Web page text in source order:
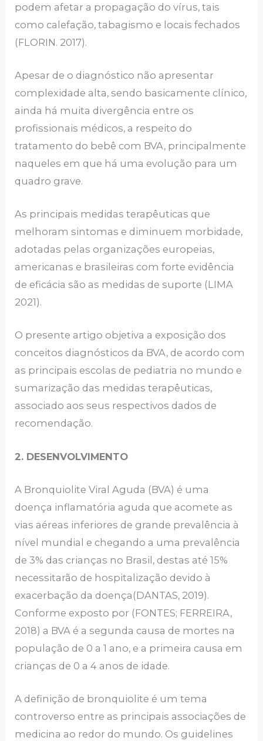
podem afetar a propagação do vírus, tais
como calefação, tabagismo e locais fechados
(FLORIN. 2017).
Apesar de o diagnóstico não apresentar
complexidade alta, sendo basicamente clínico,
ainda há muita divergência entre os
profissionais médicos, a respeito do
tratamento do bebê com BVA, principalmente
naqueles em que há uma evolução para um
quadro grave.
As principais medidas terapêuticas que
melhoram sintomas e diminuem morbidade,
adotadas pelas organizações europeias,
americanas e brasileiras com forte evidência
de eficácia são as medidas de suporte (LIMA
2021).
O presente artigo objetiva a exposição dos
conceitos diagnósticos da BVA, de acordo com
as principais escolas de pediatria no mundo e
sumarização das medidas terapêuticas,
associado aos seus respectivos dados de
recomendação.
2. DESENVOLVIMENTO
A Bronquiolite Viral Aguda (BVA) é uma
doença inflamatória aguda que acomete as
vias aéreas inferiores de grande prevalência à
nível mundial e chegando a uma prevalência
de 3% das crianças no Brasil, destas até 15%
necessitarão de hospitalização devido à
exacerbação da doença(DANTAS, 2019).
Conforme exposto por (FONTES; FERREIRA,
2018) a BVA é a segunda causa de mortes na
população de 0 a 1 ano, e a primeira causa em
crianças de 0 a 4 anos de idade.
A definição de bronquiolite é um tema
controverso entre as principais associações de
medicina ao redor do mundo. Os guidelines